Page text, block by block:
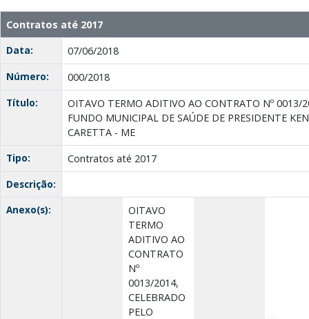
Contratos até 2017
Data:
07/06/2018
Número:
000/2018
Título:
OITAVO TERMO ADITIVO AO CONTRATO Nº 0013/
FUNDO MUNICIPAL DE SAÚDE DE PRESIDENTE
CARETTA - ME
Tipo:
Contratos até 2017
Descrição:
Anexo(s):
OITAVO
TERMO
ADITIVO AO
CONTRATO
Nº
0013/2014,
CELEBRADO
PELO